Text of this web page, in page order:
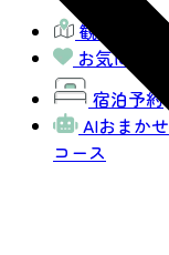
観光MAP
お気に入り
宿泊予約
AIおまかせ
コース